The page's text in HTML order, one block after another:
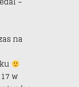
na
w